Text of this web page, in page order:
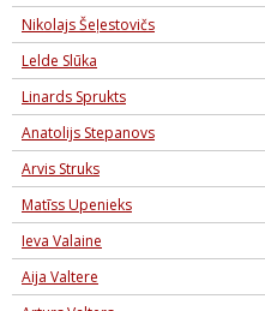
Nikolajs Šeļestovičs
Lelde Slūka
Linards Sprukts
Anatolijs Stepanovs
Arvis Struks
Matīss Upenieks
Ieva Valaine
Aija Valtere